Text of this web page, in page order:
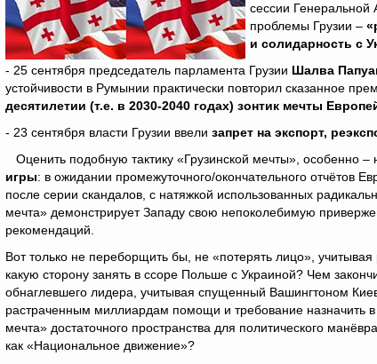
сессии Генеральной
проблемы Грузии –
и солидарность с
- 25 сентября председатель парламента Грузии Шалва
устойчивости в Румынии практически повторил сказанное
десятилетии (т.е. в 2030-2040 годах) зонтик мечты
- 23 сентября власти Грузии ввели запрет на экспорт,
Оценить подобную тактику «Грузинской мечты», особенно
игры: в ожидании промежуточного/окончательного отчётов
после серии скандалов, с натяжкой использованных
мечта» демонстрирует Западу свою непоколебимую
рекомендаций.
Вот только не переборщить бы, не «потерять лицо»,
какую сторону занять в ссоре Польше с Украиной? Чем
обнаглевшего лидера, учитывая спущенный Вашингтоном
растраченным миллиардам помощи и требование назначить в
мечта» достаточного пространства для политического
как «Национальное движение»?